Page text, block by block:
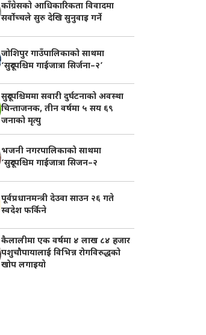
काँग्रेसको आधिकारिकता विवादमा
सर्वोच्चले सुरु देखि सुनुवाइ गर्ने
जोशिपुर गाउँपालिकाको साथमा
‘सुदूरपश्चिम गाईजात्रा सिर्जना–२’
सुदूरपश्चिममा सवारी दुर्घटनाको अवस्था
चिन्ताजनक, तीन वर्षमा ५ सय ६९
जनाको मृत्यु
भजनी नगरपालिकाको साथमा
‘सुदूरपश्चिम गाईजात्रा सिजन–२
पूर्वप्रधानमन्त्री देउवा साउन २६ गते
स्वदेश फर्किने
कैलालीमा एक वर्षमा ४ लाख ८४ हजार
पशुचौपायालाई विभिन्न रोगविरुद्धको
खोप लगाइयाे